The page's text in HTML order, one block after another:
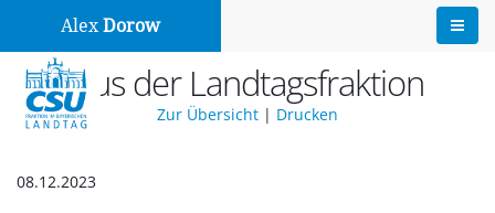
AlexDorow
Aus der Landtagsfraktion
Zur Übersicht | Drucken
08.12.2023